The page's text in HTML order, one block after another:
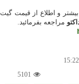
و اطلاع از قیمت گیت
مراجعه بفرمائید.
5101